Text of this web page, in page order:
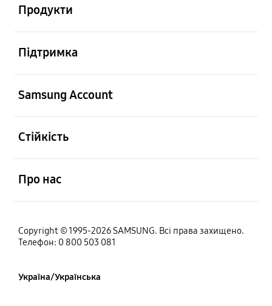
Продукти
Підтримка
Samsung Account
Стійкість
Про нас
Copyright © 1995-2026 SAMSUNG. Всі права захищено.
Телефон: 0 800 503 081
Україна/Українська